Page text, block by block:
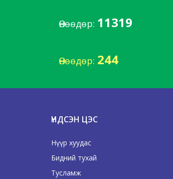
Өнөөдөр: 11319
Өнөөдөр: 244
ҮНДСЭН ЦЭС
Нүүр хуудас
Бидний тухай
Тусламж